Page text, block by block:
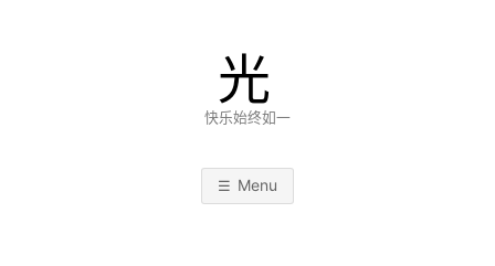
光
快乐始终如一
Menu